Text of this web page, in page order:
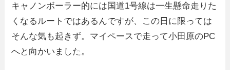
キャノンボーラー的には国道1号線は一生懸命走りた
くなるルートではあるんですが、この日に限っては
そんな気も起きず。マイペースで走って小田原のPC
へと向かいました。